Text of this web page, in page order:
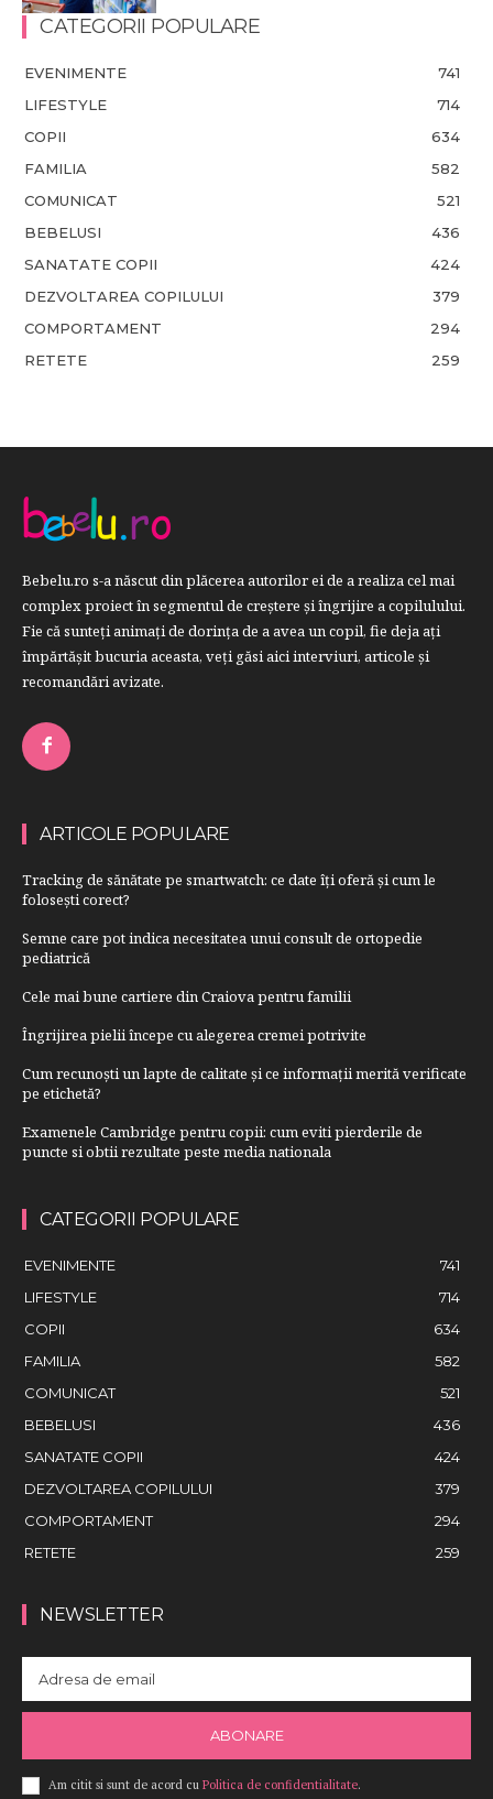
CATEGORII POPULARE
EVENIMENTE
741
LIFESTYLE
714
COPII
634
FAMILIA
582
COMUNICAT
521
BEBELUSI
436
SANATATE COPII
424
DEZVOLTAREA COPILULUI
379
COMPORTAMENT
294
RETETE
259
Bebelu.ro s-a născut din plăcerea autorilor ei de a realiza cel mai
complex proiect în segmentul de creştere şi îngrijire a copilulului.
Fie că sunteţi animaţi de dorinţa de a avea un copil, fie deja aţi
împărtăşit bucuria aceasta, veți găsi aici interviuri, articole şi
recomandări avizate.
ARTICOLE POPULARE
Tracking de sănătate pe smartwatch: ce date îți oferă și cum le
folosești corect?
Semne care pot indica necesitatea unui consult de ortopedie
pediatrică
Cele mai bune cartiere din Craiova pentru familii
Îngrijirea pielii începe cu alegerea cremei potrivite
Cum recunoști un lapte de calitate și ce informații merită verificate
pe etichetă?
Examenele Cambridge pentru copii: cum eviti pierderile de
puncte si obtii rezultate peste media nationala
CATEGORII POPULARE
EVENIMENTE
741
LIFESTYLE
714
COPII
634
FAMILIA
582
COMUNICAT
521
BEBELUSI
436
SANATATE COPII
424
DEZVOLTAREA COPILULUI
379
COMPORTAMENT
294
RETETE
259
NEWSLETTER
ABONARE
Am citit si sunt de acord cu Politica de confidentialitate.